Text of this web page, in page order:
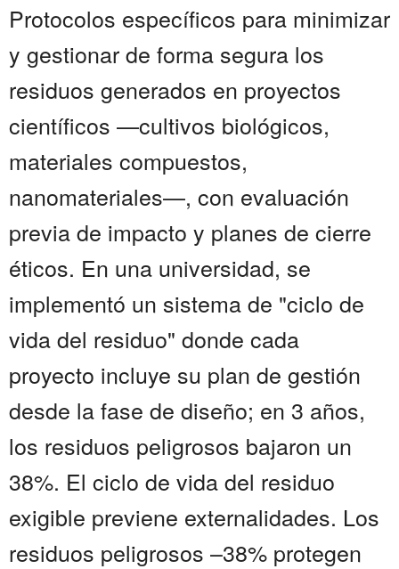
Protocolos específicos para minimizar
y gestionar de forma segura los
residuos generados en proyectos
científicos —cultivos biológicos,
materiales compuestos,
nanomateriales—, con evaluación
previa de impacto y planes de cierre
éticos. En una universidad, se
implementó un sistema de "ciclo de
vida del residuo" donde cada
proyecto incluye su plan de gestión
desde la fase de diseño; en 3 años,
los residuos peligrosos bajaron un
38%. El ciclo de vida del residuo
exigible previene externalidades. Los
residuos peligrosos –38% protegen